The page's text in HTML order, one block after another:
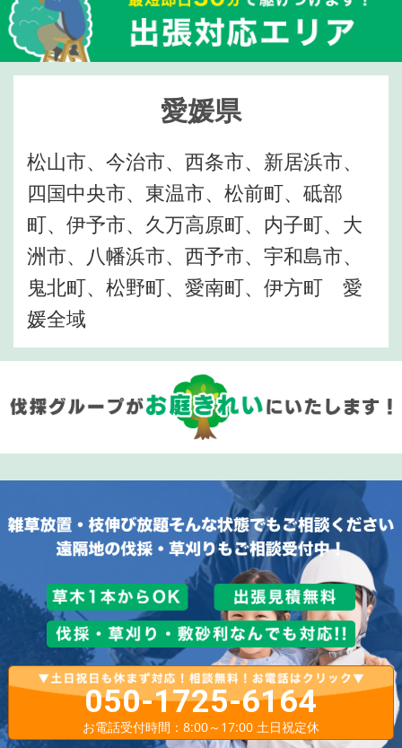
愛媛県
松山市、今治市、西条市、新居浜市、
四国中央市、東温市、松前町、砥部
町、伊予市、久万高原町、内子町、大
洲市、八幡浜市、西予市、宇和島市、
鬼北町、松野町、愛南町、伊方町 愛
媛全域
050-1725-6164
お電話受付時間：8:00～17:00 土日祝定休